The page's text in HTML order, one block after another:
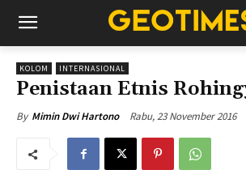
KOLOM INTERNASIONAL
Penistaan Etnis
By Mimin Dwi Hartono Rabu, 23 November 2016